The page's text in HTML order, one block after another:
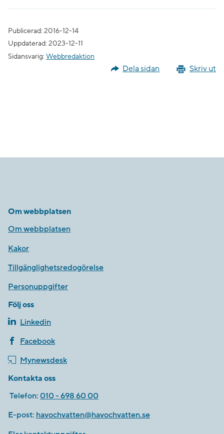
Publicerad: 2016-12-14
Uppdaterad: 2023-12-11
Sidansvarig: Webbredaktion
Skriv ut
Dela sidan
Om webbplatsen
Om webbplatsen
Kakor
Tillgänglighetsredogörelse
Personuppgifter
Följ oss
Linkedin
Facebook
Mynewsdesk
Kontakta oss
Telefon: 010 - 698 60 00
E-post: havochvatten@havochvatten.se